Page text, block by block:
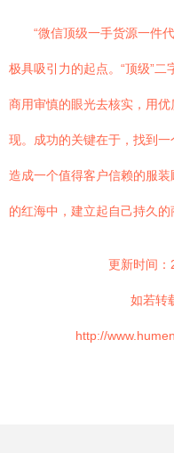
“微信顶级一手货源一件
极具吸引力的起点。“顶级”
商用审慎的眼光去核实，用
现。成功的关键在于，找到
造成一个值得客户信赖的服
的红海中，建立起自己持久的
更新时间
如若转
http://